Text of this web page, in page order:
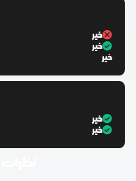
خیر
خیر
خیر
خیر
خیر